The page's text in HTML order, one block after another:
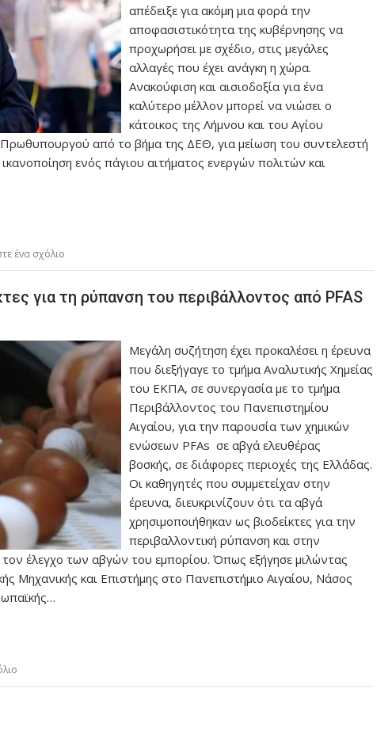
απέδειξε για ακόμη μια φορά την
αποφασιστικότητα της κυβέρνησης να
προχωρήσει με σχέδιο, στις μεγάλες
αλλαγές που έχει ανάγκη η χώρα.
Ανακούφιση και αισιοδοξία για ένα
καλύτερο μέλλον μπορεί να νιώσει ο
κάτοικος της Λήμνου και του Αγίου
από το βήμα της ΔΕΘ, για μείωση του συντελεστή
ενός πάγιου αιτήματος ενεργών πολιτών και
ένα σχόλιο
για τη ρύπανση του περιβάλλοντος από PFAS
Μεγάλη συζήτηση έχει προκαλέσει η έρευνα
που διεξήγαγε το τμήμα Αναλυτικής Χημείας
του ΕΚΠΑ, σε συνεργασία με το τμήμα
Περιβάλλοντος του Πανεπιστημίου
Αιγαίου, για την παρουσία των χημικών
ενώσεων PFAs σε αβγά ελευθέρας
βοσκής, σε διάφορες περιοχές της Ελλάδας.
Οι καθηγητές που συμμετείχαν στην
έρευνα, διευκρινίζουν ότι τα αβγά
χρησιμοποιήθηκαν ως βιοδείκτες για την
περιβαλλοντική ρύπανση και στην
τον έλεγχο των αβγών του εμπορίου. Όπως εξήγησε μιλώντας
Μηχανικής και Επιστήμης στο Πανεπιστήμιο Αιγαίου, Νάσος